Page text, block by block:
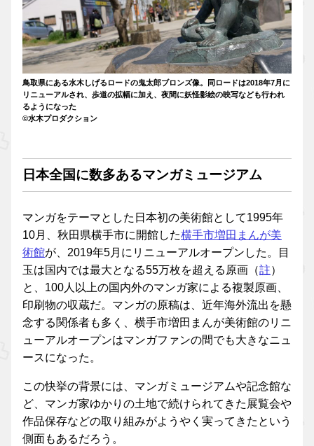
鳥取県にある水木しげるロードの鬼太郎ブロンズ像。同ロードは2018年7月に
リニューアルされ、歩道の拡幅に加え、夜間に妖怪影絵の映写なども行われ
るようになった
©水木プロダクション
日本全国に数多あるマンガミュージアム
マンガをテーマとした日本初の美術館として1995年
10月、秋田県横手市に開館した横手市増田まんが美
術館が、2019年5月にリニューアルオープンした。目
玉は国内では最大となる55万枚を超える原画（註）
と、100人以上の国内外のマンガ家による複製原画、
印刷物の収蔵だ。マンガの原稿は、近年海外流出を懸
念する関係者も多く、横手市増田まんが美術館のリニ
ューアルオープンはマンガファンの間でも大きなニュ
ースになった。
この快挙の背景には、マンガミュージアムや記念館な
ど、マンガ家ゆかりの土地で続けられてきた展覧会や
作品保存などの取り組みがようやく実ってきたという
側面もあるだろう。